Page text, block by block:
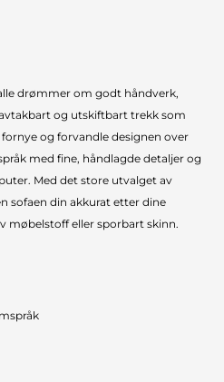
drømmer om godt håndverk,
og utskiftbart trekk som
og forvandle designen over
med fine, håndlagde detaljer og
Med det store utvalget av
sofaen din akkurat etter dine
møbelstoff eller sporbart skinn.